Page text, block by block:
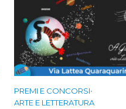
PREMI E CONCORSI•
ARTE E LETTERATURA